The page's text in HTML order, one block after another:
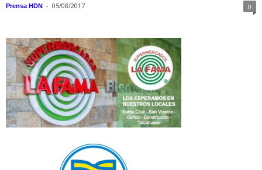
Prensa HDN - 05/08/2017 0